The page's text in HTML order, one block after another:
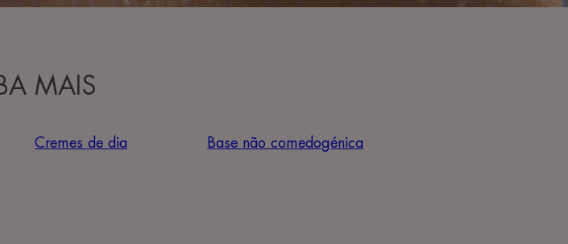
MAIS
Cremes de dia Base não comedogénica